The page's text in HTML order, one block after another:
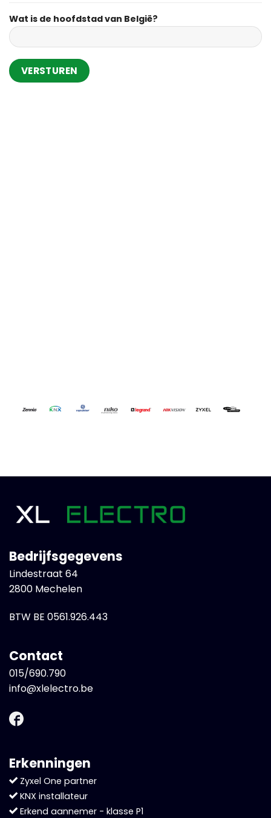
Wat is de hoofdstad van België?
Bedrijfsgegevens
Lindestraat 64
2800 Mechelen
BTW BE 0561.926.443
Contact
015/690.790
info@xlelectro.be
Erkenningen
Zyxel One partner
KNX installateur
Erkend aannemer - klasse P1